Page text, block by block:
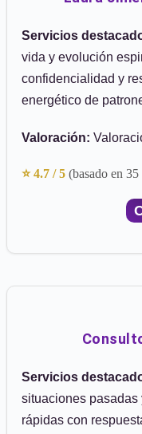
Servicios
vida y evolución
confidencialidad y
energético de
Valoración:
⭐ 4.7 / 5 (basado en
Servicios
situaciones pasadas
rápidas con